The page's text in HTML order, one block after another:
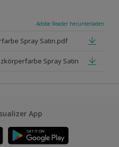
Adobe Reader herunterladen
Spray Satin.pdf
Spray Satin
App